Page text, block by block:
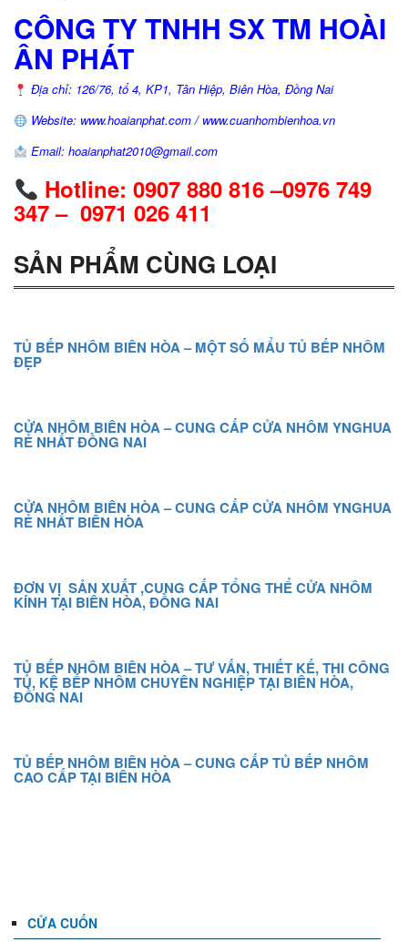
CÔNG TY TNHH SX TM HOÀI
ÂN PHÁT
Địa chỉ: 126/76, tổ 4, KP1, Tân Hiệp, Biên Hòa, Đồng Nai
Website: www.hoaianphat.com / www.cuanhombienhoa.vn
Email: hoaianphat2010@gmail.com
Hotline: 0907 880 816 –0976 749
347 – 0971 026 411
SẢN PHẨM CÙNG LOẠI
TỦ BẾP NHÔM BIÊN HÒA – MỘT SỐ MẨU TỦ BẾP NHÔM
ĐẸP
CỬA NHÔM BIÊN HÒA – CUNG CẤP CỬA NHÔM YNGHUA
RẺ NHẤT ĐỒNG NAI
CỬA NHÔM BIÊN HÒA – CUNG CẤP CỬA NHÔM YNGHUA
RẺ NHẤT BIÊN HÒA
ĐƠN VỊ SẢN XUẤT ,CUNG CẤP TỔNG THỂ CỬA NHÔM
KÍNH TẠI BIÊN HÒA, ĐỒNG NAI
TỦ BẾP NHÔM BIÊN HÒA – TƯ VẤN, THIẾT KẾ, THI CÔNG
TỦ, KỆ BẾP NHÔM CHUYÊN NGHIỆP TẠI BIÊN HÒA,
ĐỒNG NAI
TỦ BẾP NHÔM BIÊN HÒA – CUNG CẤP TỦ BẾP NHÔM
CAO CẤP TẠI BIÊN HÒA
CỬA CUỐN